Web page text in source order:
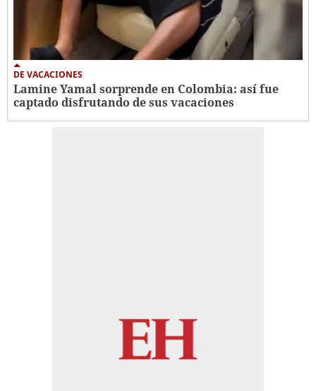
DE VACACIONES
Lamine Yamal sorprende en Colombia: así fue
captado disfrutando de sus vacaciones